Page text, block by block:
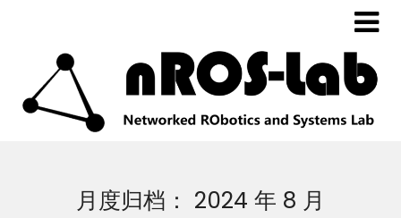
月度归档： 2024 年 8 月